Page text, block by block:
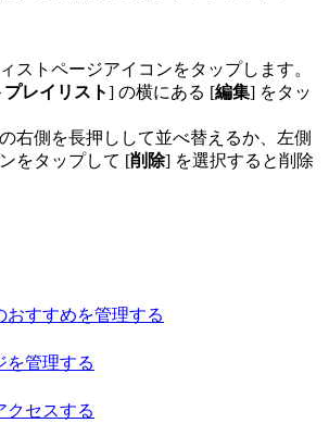
ストページアイコンをタップします。
レイリスト] の横にある [編集] をタッ
右側を長押しして並べ替えるか、左側
をタップして [削除] を選択すると削除
おすすめを管理する
を管理する
クセスする